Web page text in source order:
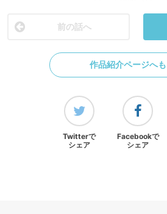
前の話へ
作品紹介ページへ
Twitterで
シェア
Facebookで
シェア